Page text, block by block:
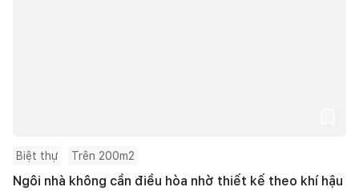
Biệt thự Trên 200m2
Ngôi nhà không cần điều hòa nhờ thiết kế theo khí hậu